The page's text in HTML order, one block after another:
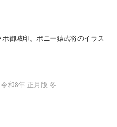
御城印。ポニー猿武将のイラス
令和8年 正月版 冬